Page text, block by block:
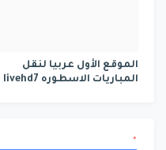
الموقع الأول عربيا لنقل
المباريات الاسطوره livehd7
*